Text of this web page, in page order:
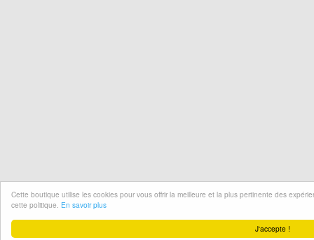
J'accepte !
Cette boutique utilise les cookies pour vous offrir la meilleure et la plus pertinente des
cette politique. En savoir plus